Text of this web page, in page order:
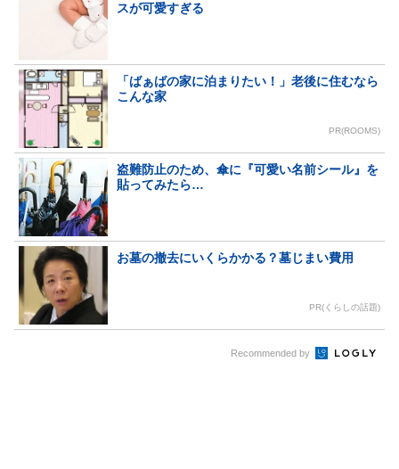
スが可愛すぎる
「ばぁばの家に泊まりたい！」老後に住むなら
こんな家
PR(ROOMS)
盗難防止のため、傘に『可愛い名前シール』を
貼ってみたら…
お墓の撤去にいくらかかる？墓じまい費用
PR(くらしの話題)
Recommended by